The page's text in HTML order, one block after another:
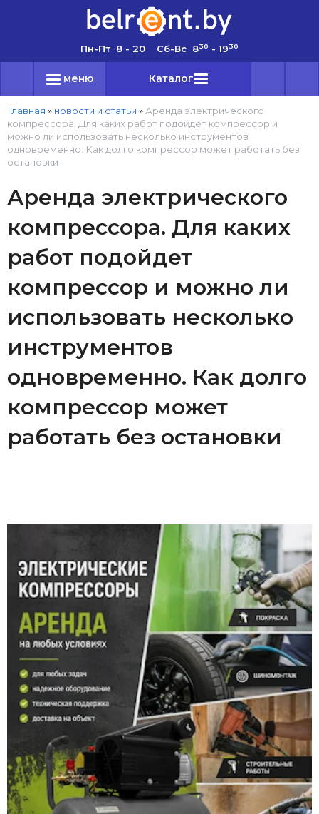
Пн-Пт 8 - 20 Сб-Вс 830 - 1930
меню Каталог
Главная » новости и статьи » Аренда электрического
компрессора. Для каких работ подойдет компрессор и
можно ли использовать несколько инструментов
одновременно. Как долго компрессор может работать без
остановки
Аренда электрического
компрессора. Для каких
работ подойдет
компрессор и можно ли
использовать несколько
инструментов
одновременно. Как долго
компрессор может
работать без остановки